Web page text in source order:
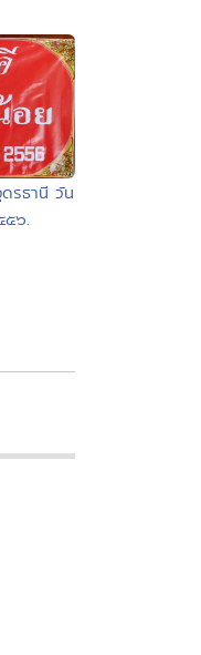
รธานี วัน
๖.